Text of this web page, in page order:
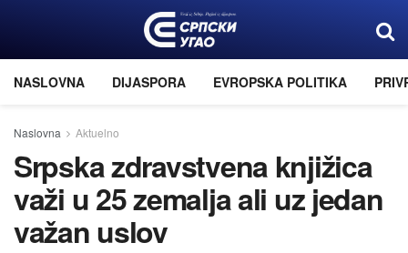
NASLOVNA DIJASPORA EVROPSKA POLITIKA
Naslovna Aktuelno
Srpska zdravstvena knjižica
važi u 25 zemalja ali uz jedan
važan uslov